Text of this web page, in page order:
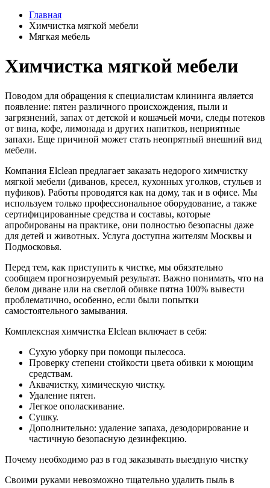
Главная
Химчистка мягкой мебели
Мягкая мебель
Химчистка мягкой мебели
Поводом для обращения к специалистам клининга является
появление: пятен различного происхождения, пыли и
загрязнений, запах от детской и кошачьей мочи, следы потеков
от вина, кофе, лимонада и других напитков, неприятные
запахи. Еще причиной может стать неопрятный внешний вид
мебели.
Компания Elclean предлагает заказать недорого химчистку
мягкой мебели (диванов, кресел, кухонных уголков, стульев и
пуфиков). Работы проводятся как на дому, так и в офисе. Мы
используем только профессиональное оборудование, а также
сертифицированные средства и составы, которые
апробированы на практике, они полностью безопасны даже
для детей и животных. Услуга доступна жителям Москвы и
Подмосковья.
Перед тем, как приступить к чистке, мы обязательно
сообщаем прогнозируемый результат. Важно понимать, что на
белом диване или на светлой обивке пятна 100% вывести
проблематично, особенно, если были попытки
самостоятельного замывания.
Комплексная химчистка Elclean включает в себя:
Сухую уборку при помощи пылесоса.
Проверку степени стойкости цвета обивки к моющим
средствам.
Аквачистку, химическую чистку.
Удаление пятен.
Легкое ополаскивание.
Сушку.
Дополнительно: удаление запаха, дезодорирование и
частичную безопасную дезинфекцию.
Почему необходимо раз в год заказывать выездную чистку
Своими руками невозможно тщательно удалить пыль в